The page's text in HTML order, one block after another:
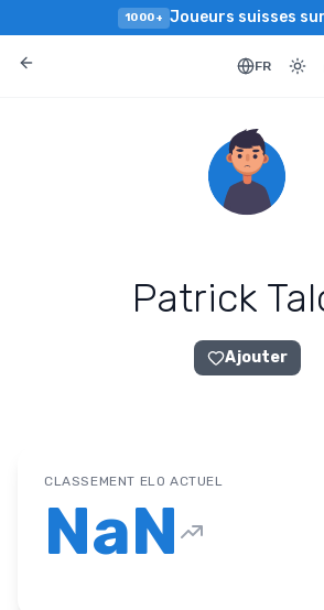
1000+ Joueurs suisses
FR
Patrick
Ajouter
CLASSEMENT ELO ACTUEL
NaN